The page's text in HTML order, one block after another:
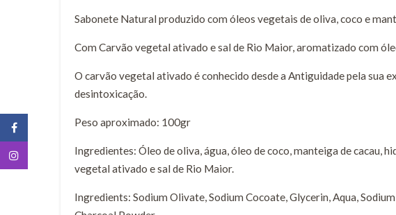
Sabonete Natural produzido com óleos vegetais de oliva, coco e
Com Carvão vegetal ativado e sal de Rio Maior, aromatizado com
O carvão vegetal ativado é conhecido desde a Antiguidade pela sua
desintoxicação.
Peso aproximado: 100gr
Ingredientes: Óleo de oliva, água, óleo de coco, manteiga de cacau,
vegetal ativado e sal de Rio Maior.
Ingredients: Sodium Olivate, Sodium Cocoate, Glycerin, Aqua,